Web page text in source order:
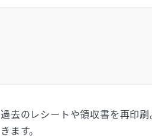
過去のレシートや領収書を再印
きます。